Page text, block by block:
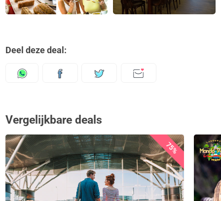
Deel deze deal:
Vergelijkbare deals
75%